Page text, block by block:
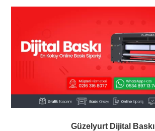
Güzelyurt Dijital Baskı